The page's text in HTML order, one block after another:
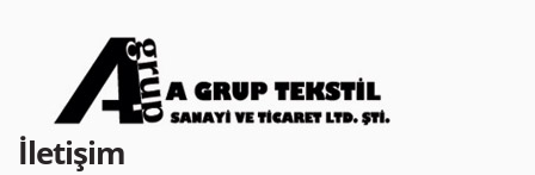
İletişim